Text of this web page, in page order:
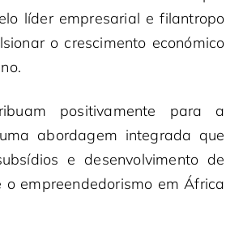
líder empresarial e filantropo
o crescimento económico
positivamente para a
abordagem integrada que
e desenvolvimento de
empreendedorismo em África